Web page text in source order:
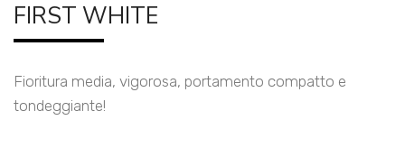
FIRST WHITE
Fioritura media, vigorosa, portamento compatto e
tondeggiante!